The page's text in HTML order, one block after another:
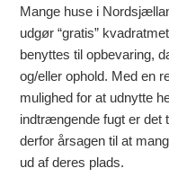
Mange huse i
udgør “gratis”
benyttes til opbevaring,
og/eller ophold. Med en
mulighed for at udnytte
indtrængende fugt er det
derfor årsagen til at
ud af deres plads.